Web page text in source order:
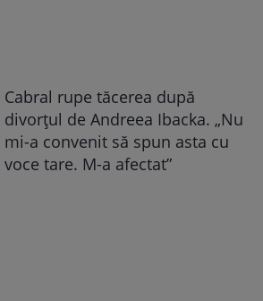
Cabral rupe tăcerea după
divorțul de Andreea Ibacka. „Nu
mi-a convenit să spun asta cu
voce tare. M-a afectat”